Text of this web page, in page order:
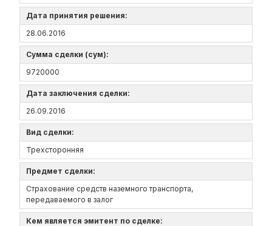
Дата принятия решения:
28.06.2016
Сумма сделки (сум):
9720000
Дата заключения сделки:
26.09.2016
Вид сделки:
Трехсторонняя
Предмет сделки:
Страхование средств наземного транспорта,
передаваемого в залог
Кем является эмитент по сделке: